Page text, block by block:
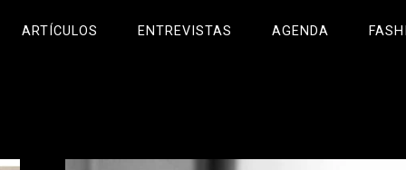
ARTÍCULOS ENTREVISTAS AGENDA